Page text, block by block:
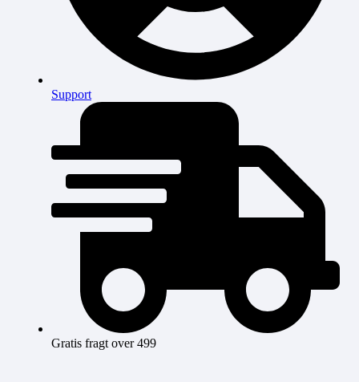
Support
Gratis fragt over 499